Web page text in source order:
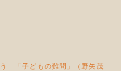
「子どもの難問」（野矢茂